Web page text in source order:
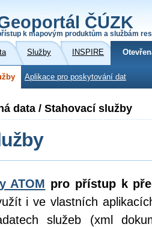
ČÚZK
k mapovým produktům a službám
Služby INSPIRE
Aplikace pro poskytování dat
data / Stahovací služby
ATOM pro přístup k
i ve vlastních
služeb (xml